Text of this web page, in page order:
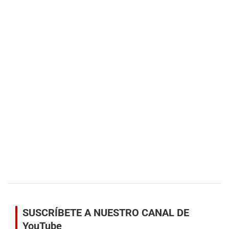
SUSCRÍBETE A NUESTRO CANAL DE
YouTube